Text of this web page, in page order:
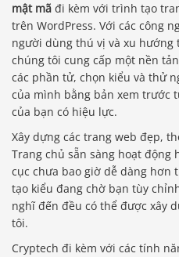
mật mã đi kèm với trình tạo
trên WordPress. Với các công
người dùng thú vị và xu hướng
chúng tôi cung cấp một nền
các phần tử, chọn kiểu và thử
của mình bằng bản xem trước
của bạn có hiệu lực.
Xây dựng các trang web đẹp,
Trang chủ sẵn sàng hoạt động
cục chưa bao giờ dễ dàng hơn
tạo kiểu đang chờ bạn tùy
nghĩ đến đều có thể được xây
tôi.
Cryptech đi kèm với các tính